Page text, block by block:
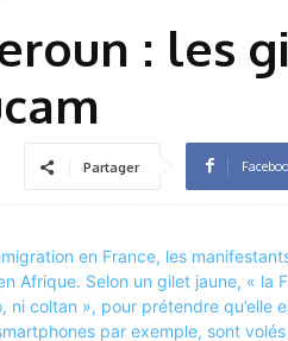
: les
Partager